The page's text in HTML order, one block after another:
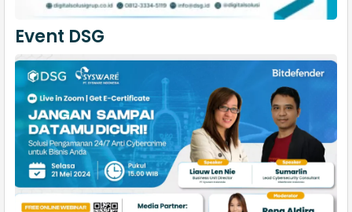
Event DSG